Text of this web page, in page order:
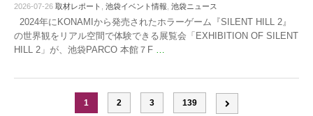
2026-07-26 取材レポート 池袋イベント情報 池袋ニュース
2024年にKONAMIから発売されたホラーゲーム『SILENT HILL 2』
の世界観をリアル空間で体験できる展覧会「EXHIBITION OF SILENT
HILL 2」が、池袋PARCO 本館７F …
1 2 3 139